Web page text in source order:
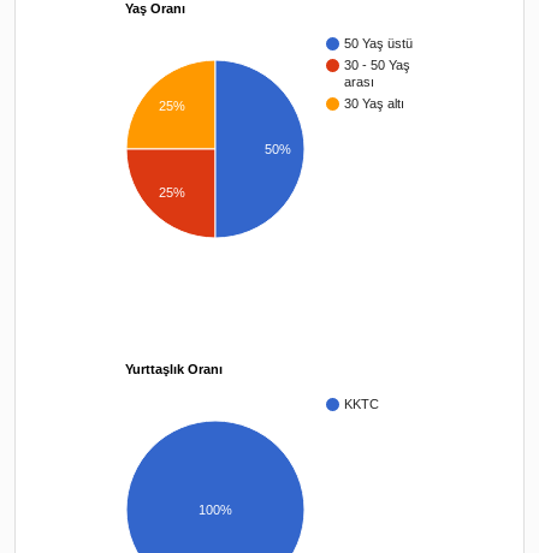
Yaş Oranı
50 Yaş üstü
30 - 50 Yaş
arası
30 Yaş altı
25%
25%
50%
Yurttaşlık Oranı
KKTC
100%